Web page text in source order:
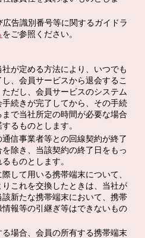
告識別番号等に関するガイドラ
をご参照ください。
が定める方法により、いつでも
、会員サービスから退会するこ
だし、会員サービスのシステム
続きが完了してから、その手続
で当社所定の時間が必要な場合
るものとします。
信事業者等との回線契約が終了
除き、当該契約の終了日をもっ
ものとします。
して用いる携帯端末について、
これを交換したときは、当社が
新たな携帯端末において、携帯
報等の引継ぎ等はできないもの
場合、会員の所有する携帯端末